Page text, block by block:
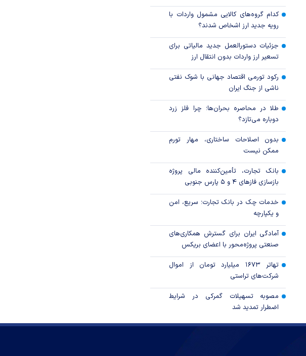
کدام گروه‌های کالایی مشمول واردات با
رویه جدید ارز اشخاص شدند؟
جزئیات دستورالعمل جدید مالیاتی برای
تسعیر ارز واردات بدون انتقال ارز
رکود تورمی اقتصاد جهانی با شوک نفتی
ناشی از جنگ ایران
طلا در محاصره بحران‌ها؛ چرا فلز زرد
دوباره می‌تازد؟
بدون اصلاحات ساختاری، مهار تورم
ممکن نیست
بانک تجارت، تأمین‌کننده مالی پروژه
بازسازی فاز‌های ۴ و ۵ پارس جنوبی
خدمات چک در بانک تجارت؛ سریع، امن
و یکپارچه
آمادگی ایران برای گسترش همکاری‌های
صنعتی پروژه‌محور با اعضای بریکس
تهاتر ۱۶۷۳ میلیارد تومان از اموال
شرکت‌های تراستی
مصوبه تسهیلات گمرکی در شرایط
اضطرار تمدید شد